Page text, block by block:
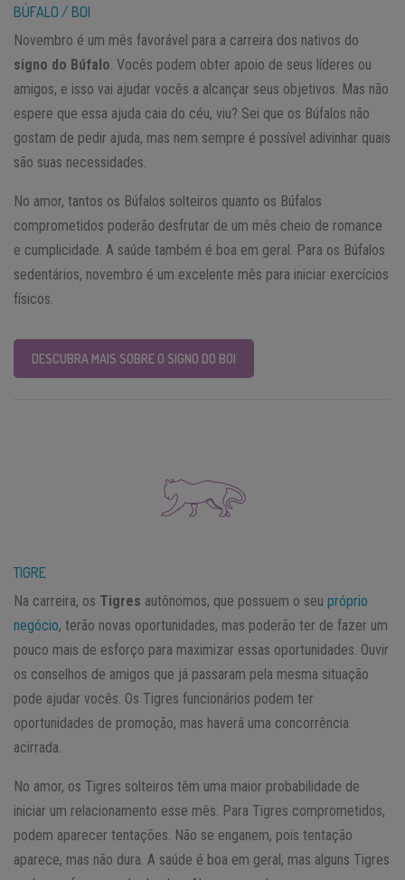
BÚFALO / BOI
Novembro é um mês favorável para a carreira dos nativos do
signo do Búfalo. Vocês podem obter apoio de seus líderes ou
amigos, e isso vai ajudar vocês a alcançar seus objetivos. Mas não
espere que essa ajuda caia do céu, viu? Sei que os Búfalos não
gostam de pedir ajuda, mas nem sempre é possível adivinhar quais
são suas necessidades.
No amor, tantos os Búfalos solteiros quanto os Búfalos
comprometidos poderão desfrutar de um mês cheio de romance
e cumplicidade. A saúde também é boa em geral. Para os Búfalos
sedentários, novembro é um excelente mês para iniciar exercícios
físicos.
DESCUBRA MAIS SOBRE O SIGNO DO BOI
TIGRE
Na carreira, os Tigres autônomos, que possuem o seu próprio
negócio, terão novas oportunidades, mas poderão ter de fazer um
pouco mais de esforço para maximizar essas oportunidades. Ouvir
os conselhos de amigos que já passaram pela mesma situação
pode ajudar vocês. Os Tigres funcionários podem ter
oportunidades de promoção, mas haverá uma concorrência
acirrada.
No amor, os Tigres solteiros têm uma maior probabilidade de
iniciar um relacionamento esse mês. Para Tigres comprometidos,
podem aparecer tentações. Não se enganem, pois tentação
aparece, mas não dura. A saúde é boa em geral, mas alguns Tigres